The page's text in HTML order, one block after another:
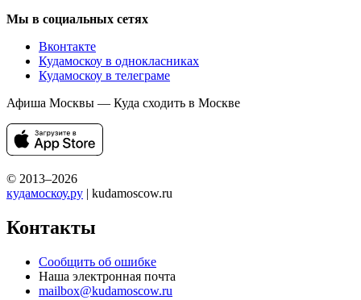
Мы в социальных сетях
Вконтакте
Кудамоскоу в однокласниках
Кудамоскоу в телеграме
Афиша Москвы — Куда сходить в Москве
© 2013–2026
кудамоскоу.ру | kudamoscow.ru
Контакты
Сообщить об ошибке
Наша электронная почта
mailbox@kudamoscow.ru